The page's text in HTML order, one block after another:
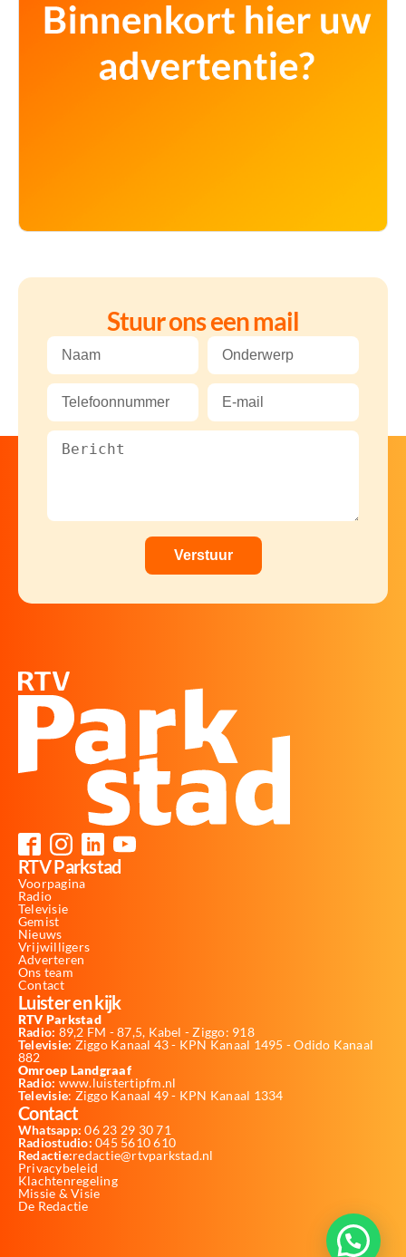
Stuur ons een mail
RTV Parkstad
Voorpagina
Radio
Televisie
Gemist
Nieuws
Vrijwilligers
Adverteren
Ons team
Contact
Luister en kijk
RTV Parkstad
Radio: 89,2 FM - 87,5, Kabel - Ziggo: 918
Televisie: Ziggo Kanaal 43 - KPN Kanaal 1495 - Odido Kanaal
882
Omroep Landgraaf
Radio: www.luistertipfm.nl
Televisie: Ziggo Kanaal 49 - KPN Kanaal 1334
Contact
Whatsapp: 06 23 29 30 71
Radiostudio: 045 5610 610
Redactie:redactie@rtvparkstad.nl
Privacybeleid
Klachtenregeling
Missie & Visie
De Redactie